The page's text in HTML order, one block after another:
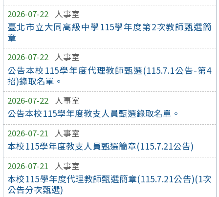
2026-07-22 人事室
臺北市立大同高級中學115學年度第2次教師甄選簡
章
2026-07-22 人事室
公告本校115學年度代理教師甄選(115.7.1公告-第4
招)錄取名單。
2026-07-22 人事室
公告本校115學年度教支人員甄選錄取名單。
2026-07-21 人事室
本校115學年度教支人員甄選簡章(115.7.21公告)
2026-07-21 人事室
本校115學年度代理教師甄選簡章(115.7.21公告)(1次
公告分次甄選)